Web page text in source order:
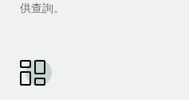
供查詢。